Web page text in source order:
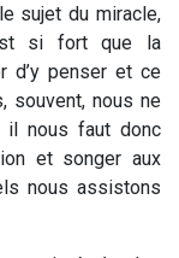
sujet du miracle,
si fort que la
d’y penser et ce
souvent, nous ne
il nous faut donc
et songer aux
nous assistons